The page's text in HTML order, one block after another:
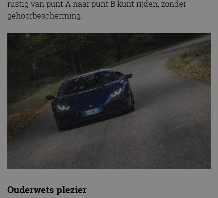
rustig van punt A naar punt B kunt rijden, zonder
gehoorbescherming.
Ouderwets plezier